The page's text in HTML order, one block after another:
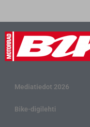
Mediatiedot 2026
Bike-digilehti